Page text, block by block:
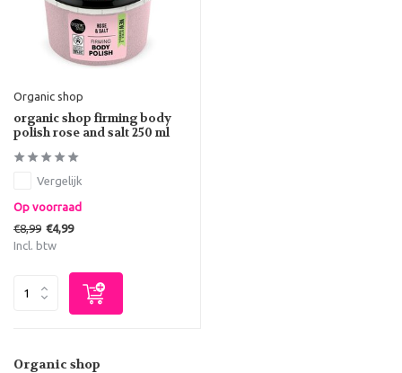
Organic shop
organic shop firming body
polish rose and salt 250 ml
Vergelijk
Op voorraad
€8,99 €4,99
Incl. btw
Organic shop